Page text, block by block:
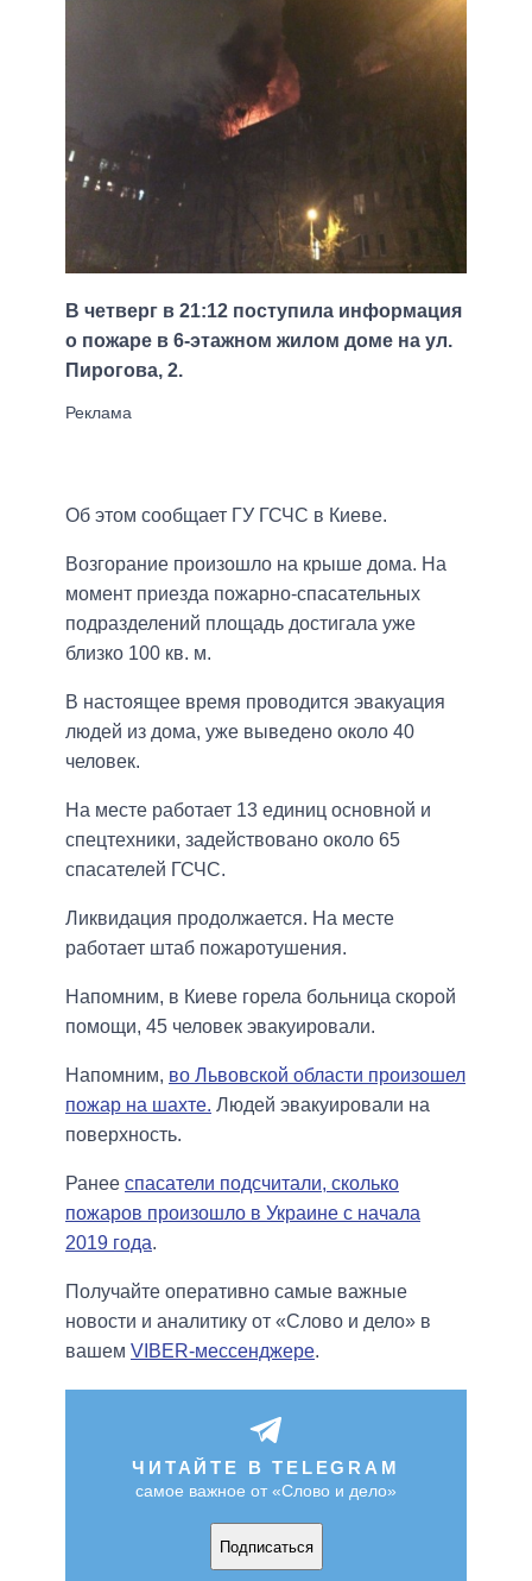
В четверг в 21:12 поступила информация
о пожаре в 6-этажном жилом доме на ул.
Пирогова, 2.
Об этом сообщает ГУ ГСЧС в Киеве.
Возгорание произошло на крыше дома. На
момент приезда пожарно-спасательных
подразделений площадь достигала уже
близко 100 кв. м.
В настоящее время проводится эвакуация
людей из дома, уже выведено около 40
человек.
На месте работает 13 единиц основной и
спецтехники, задействовано около 65
спасателей ГСЧС.
Ликвидация продолжается. На месте
работает штаб пожаротушения.
Напомним, в Киеве горела больница скорой
помощи, 45 человек эвакуировали.
Напомним, во Львовской области произошел
пожар на шахте. Людей эвакуировали на
поверхность.
Ранее спасатели подсчитали, сколько
пожаров произошло в Украине с начала
2019 года.
Получайте оперативно самые важные
новости и аналитику от «Слово и дело» в
вашем VIBER-мессенджере.
ЧИТАЙТЕ В TELEGRAM
самое важное от «Слово и дело»
Подписаться